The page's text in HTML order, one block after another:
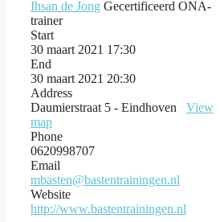
Ihsan de Jong Gecertificeerd ONA-
trainer
Start
30 maart 2021 17:30
End
30 maart 2021 20:30
Address
Daumierstraat 5 - Eindhoven View
map
Phone
0620998707
Email
mbasten@bastentrainingen.nl
Website
http://www.bastentrainingen.nl